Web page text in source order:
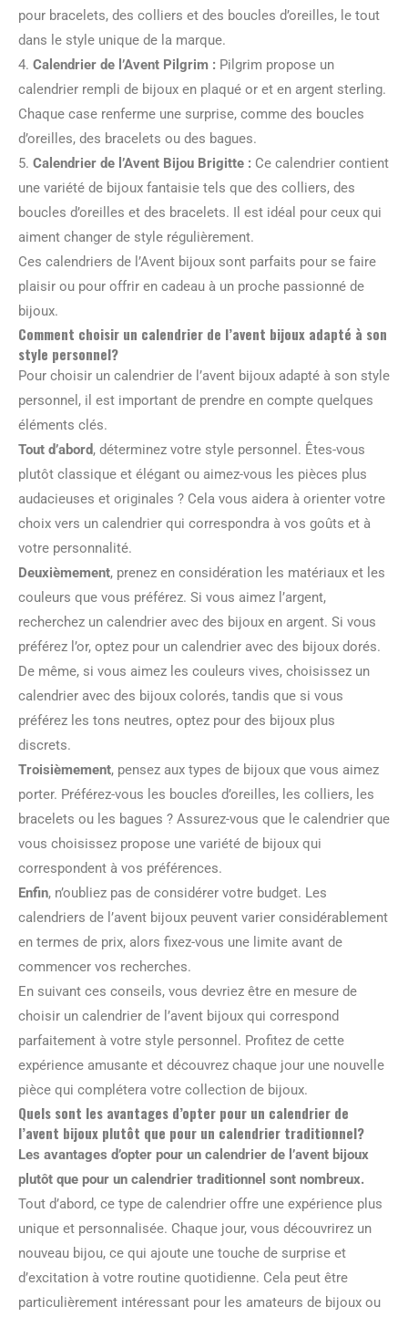
pour bracelets, des colliers et des boucles d’oreilles, le tout
dans le style unique de la marque.
4. Calendrier de l’Avent Pilgrim : Pilgrim propose un
calendrier rempli de bijoux en plaqué or et en argent sterling.
Chaque case renferme une surprise, comme des boucles
d’oreilles, des bracelets ou des bagues.
5. Calendrier de l’Avent Bijou Brigitte : Ce calendrier contient
une variété de bijoux fantaisie tels que des colliers, des
boucles d’oreilles et des bracelets. Il est idéal pour ceux qui
aiment changer de style régulièrement.
Ces calendriers de l’Avent bijoux sont parfaits pour se faire
plaisir ou pour offrir en cadeau à un proche passionné de
bijoux.
Comment choisir un calendrier de l’avent bijoux adapté à son
style personnel?
Pour choisir un calendrier de l’avent bijoux adapté à son style
personnel, il est important de prendre en compte quelques
éléments clés.
Tout d’abord, déterminez votre style personnel. Êtes-vous
plutôt classique et élégant ou aimez-vous les pièces plus
audacieuses et originales ? Cela vous aidera à orienter votre
choix vers un calendrier qui correspondra à vos goûts et à
votre personnalité.
Deuxièmement, prenez en considération les matériaux et les
couleurs que vous préférez. Si vous aimez l’argent,
recherchez un calendrier avec des bijoux en argent. Si vous
préférez l’or, optez pour un calendrier avec des bijoux dorés.
De même, si vous aimez les couleurs vives, choisissez un
calendrier avec des bijoux colorés, tandis que si vous
préférez les tons neutres, optez pour des bijoux plus
discrets.
Troisièmement, pensez aux types de bijoux que vous aimez
porter. Préférez-vous les boucles d’oreilles, les colliers, les
bracelets ou les bagues ? Assurez-vous que le calendrier que
vous choisissez propose une variété de bijoux qui
correspondent à vos préférences.
Enfin, n’oubliez pas de considérer votre budget. Les
calendriers de l’avent bijoux peuvent varier considérablement
en termes de prix, alors fixez-vous une limite avant de
commencer vos recherches.
En suivant ces conseils, vous devriez être en mesure de
choisir un calendrier de l’avent bijoux qui correspond
parfaitement à votre style personnel. Profitez de cette
expérience amusante et découvrez chaque jour une nouvelle
pièce qui complétera votre collection de bijoux.
Quels sont les avantages d’opter pour un calendrier de
l’avent bijoux plutôt que pour un calendrier traditionnel?
Les avantages d’opter pour un calendrier de l’avent bijoux
plutôt que pour un calendrier traditionnel sont nombreux.
Tout d’abord, ce type de calendrier offre une expérience plus
unique et personnalisée. Chaque jour, vous découvrirez un
nouveau bijou, ce qui ajoute une touche de surprise et
d’excitation à votre routine quotidienne. Cela peut être
particulièrement intéressant pour les amateurs de bijoux ou